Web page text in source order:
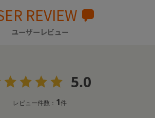
REVIEW
ユーザーレビュー
5.0
レビュー件数： 1件